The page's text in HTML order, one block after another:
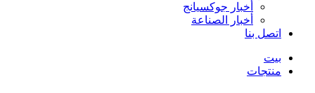
أخبار جوكسيانج
أخبار الصناعة
اتصل بنا
بيت
منتجات